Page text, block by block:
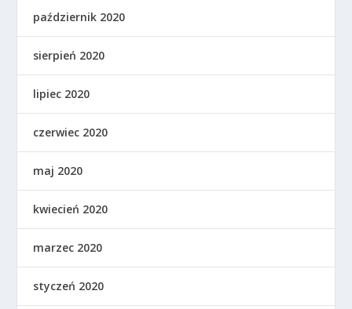
październik 2020
sierpień 2020
lipiec 2020
czerwiec 2020
maj 2020
kwiecień 2020
marzec 2020
styczeń 2020